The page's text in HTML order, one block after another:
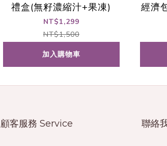
禮盒(無籽濃縮汁+果凍)
NT$1,299
NT$1,500
加入購物車
經濟
顧客服務 Service 聯絡